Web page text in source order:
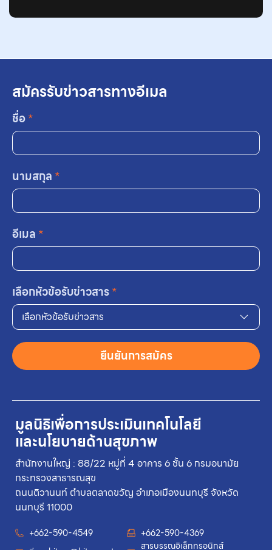
มูลนิธิเพื่อการประเมินเทคโนโลยี
และนโยบายด้านสุขภาพ
สำนักงานใหญ่ : 88/22 หมู่ที่ 4 อาคาร 6 ชั้น 6 กรมอนามัย
กระทรวงสาธารณสุข
ถนนติวานนท์ ตำบลตลาดขวัญ อำเภอเมืองนนทบุรี จังหวัด
นนทบุรี 11000
+662-590-4549
+662-590-4369
สารบรรณอิเล็กทรอนิกส์
สมัครรับข่าวสารทางอีเมล
ชื่อ*
นามสกุล *
อีเมล *
เลือกหัวข้อรับข่าวสาร*
เลือกหัวข้อรับข่าวสาร
ยืนยันการสมัคร